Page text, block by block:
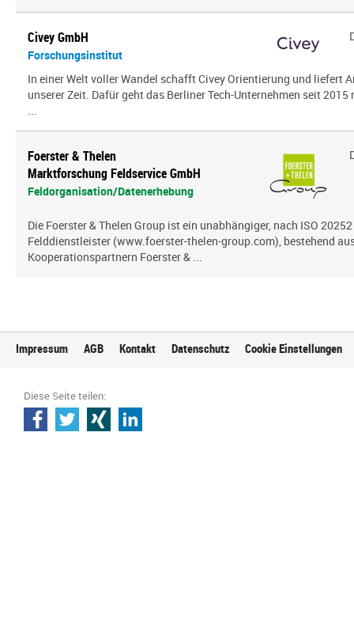
Civey GmbH
Forschungsinstitut
In einer Welt voller Wandel schafft Civey Orientierung und liefert
unserer Zeit. Dafür geht das Berliner Tech-Unternehmen seit 2015
...
Foerster & Thelen
Marktforschung Feldservice GmbH
Feldorganisation/Datenerhebung
Die Foerster & Thelen Group ist ein unabhängiger, nach ISO
Felddienstleister (www.foerster-thelen-group.com), bestehend
Kooperationspartnern Foerster & ...
Impressum AGB Kontakt Datenschutz Cookie Einstellungen
Diese Seite teilen: